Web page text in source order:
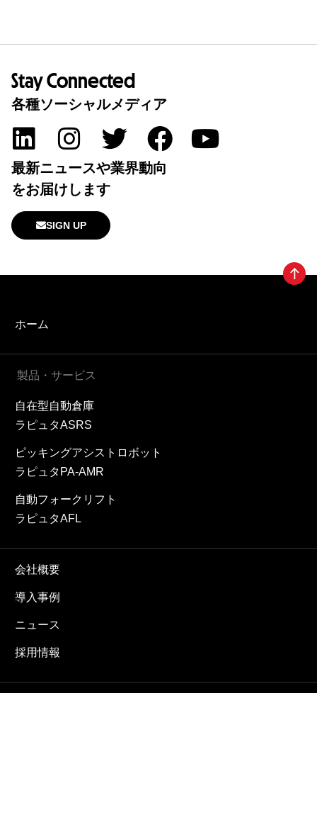
Stay Connected
各種ソーシャルメディア
最新ニュースや業界動向
をお届けします
SIGN UP
ホーム
製品・サービス
自在型自動倉庫
ラピュタASRS
ピッキングアシストロボット
ラピュタPA-AMR
自動フォークリフト
ラピュタAFL
会社概要
導入事例
ニュース
採用情報